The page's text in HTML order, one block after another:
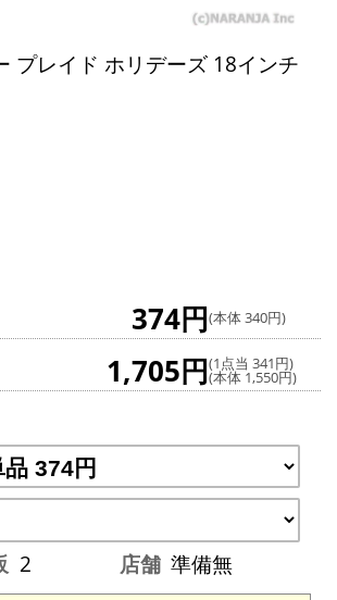
プレイド ホリデーズ 18インチ
374円(本体 340円)
1,705円(1点当 341円)
(本体 1,550円)
2 店舗 準備無